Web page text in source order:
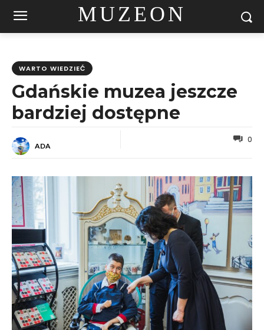
MUZEON
WARTO WIEDZIEĆ
Gdańskie muzea jeszcze
bardziej dostępne
ADA
0